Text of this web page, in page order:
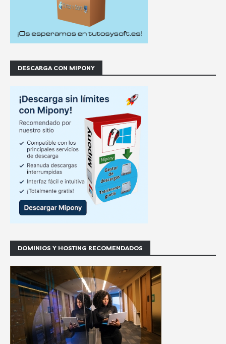
DESCARGA CON MIPONY
DOMINIOS Y HOSTING RECOMENDADOS